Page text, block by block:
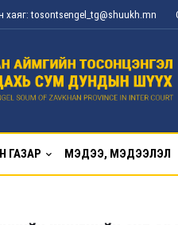
хаяг: tosontsengel_tg@shuukh.mn
ГАЗАР МЭДЭЭ, МЭДЭЭЛЭЛ